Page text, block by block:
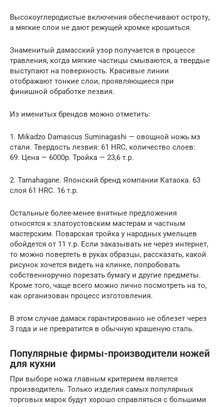
Высокоуглеродистые включения обеспечивают остроту,
а мягкие слои не дают режущей кромке крошиться.
Знаменитый дамасский узор получается в процессе
травления, когда мягкие частицы смываются, а твердые
выступают на поверхность. Красивые линии
отображают тонкие слои, проявляющиеся при
финишной обработке лезвия.
Из именитых брендов можно отметить:
1. Mikadzo Damascus Suminagashi — овощной ножь мз
стали. Твердость лезвия: 61 HRC, количество слоев:
69. Цена — 6000р. Тройка — 23,6 т.р.
2. Tamahagane. Японский бренд компании Катаока. 63
слоя 61 HRC. 16 т.р.
Остальные более-менее внятные предложения
относятся к златоустовским мастерам и частным
мастерским. Поварская тройка у народных умельцев
обойдется от 11 т.р. Если заказывать не через интернет,
то можно повертеть в руках образцы, рассказать, какой
рисунок хочется видеть на клинке, попробовать
собственноручно порезать бумагу и другие предметы.
Кроме того, чаще всего можно лично посмотреть на то,
как организован процесс изготовления.
В этом случае дамаск гарантированно не облезет через
3 года и не превратится в обычную крашеную сталь.
Популярные фирмы-производители ножей
для кухни
При выборе ножа главным критерием является
производитель. Только изделия самых популярных
торговых марок будут хорошо справляться с большими